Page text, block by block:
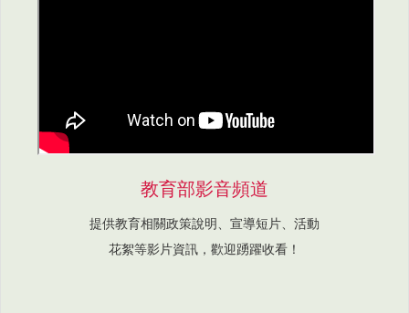
教育部影音頻道
提供教育相關政策說明、宣導短片、活動
花絮等影片資訊，歡迎踴躍收看！